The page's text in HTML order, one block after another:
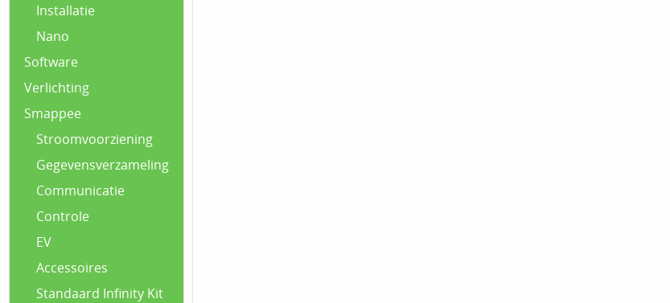
Installatie
Nano
Software
Verlichting
Smappee
Stroomvoorziening
Gegevensverzameling
Communicatie
Controle
EV
Accessoires
Standaard Infinity Kit